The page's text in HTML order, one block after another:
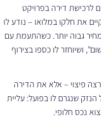
לרכישת דירה בפרויקט
את חלקו במלואו – נודע לו
גבוה יותר. כשהתעמת עם
ושיוחזר לו כספו בצירוף
פיצוי – אלא את הדירה
שנגרם לו בפועל: עליית
נכס חלופי.